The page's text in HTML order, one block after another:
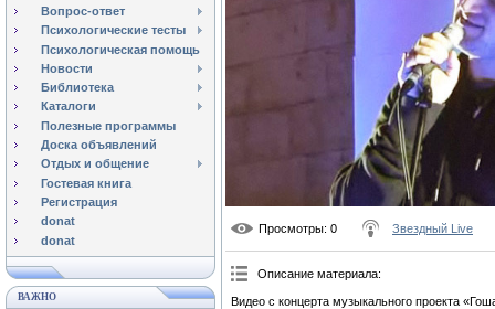
Вопрос-ответ
Психологические тесты
Психологическая помощь
Новости
Библиотека
Каталоги
Полезные программы
Доска объявлений
Отдых и общение
Гостевая книга
Регистрация
donat
donat
ВАЖНО
Просмотры: 0 Звездный Live
Описание материала:
Видео с концерта музыкального проекта